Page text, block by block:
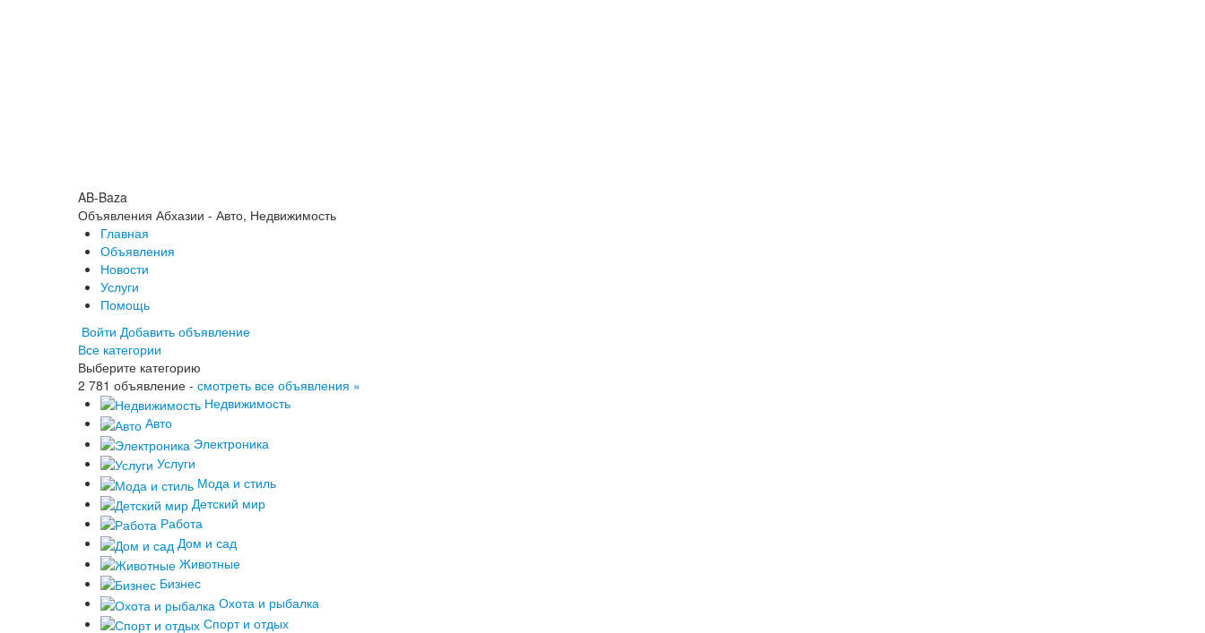
AB-Baza
Объявления Абхазии - Авто, Недвижимость
Главная
Объявления
Новости
Услуги
Помощь
Войти Добавить объявление
Все категории
Выберите категорию
2 781 объявление - смотреть все объявления »
Недвижимость
Авто
Электроника
Услуги
Мода и стиль
Детский мир
Работа
Дом и сад
Животные
Бизнес
Охота и рыбалка
Спорт и отдых